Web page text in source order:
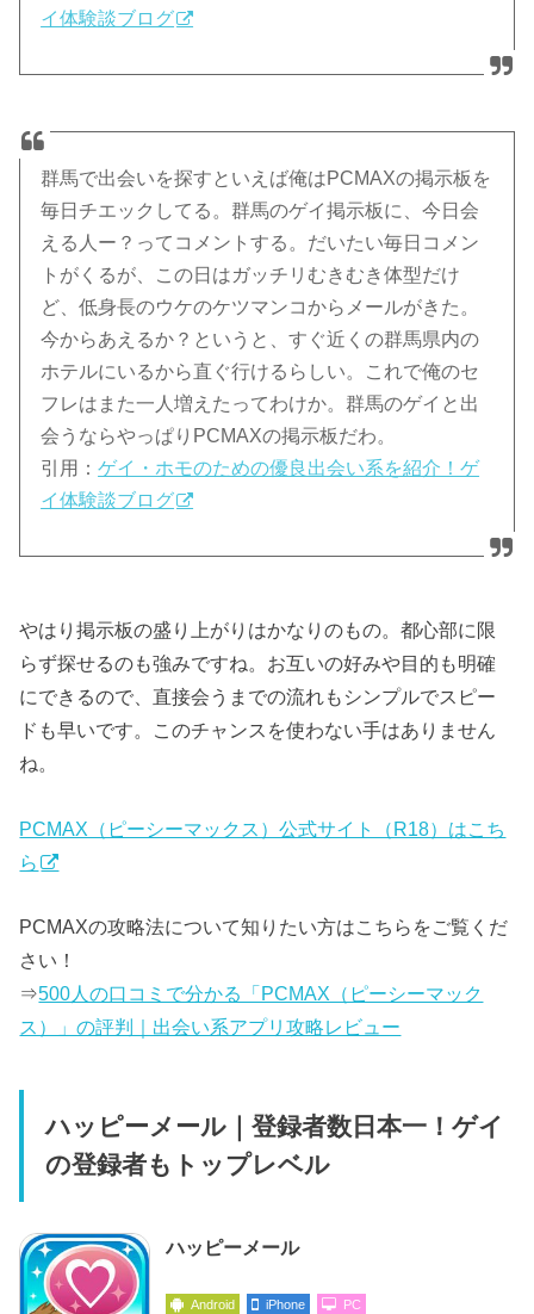
イ体験談ブログ
群馬で出会いを探すといえば俺はPCMAXの掲示板を
毎日チエックしてる。群馬のゲイ掲示板に、今日会
える人ー？ってコメントする。だいたい毎日コメン
トがくるが、この日はガッチリむきむき体型だけ
ど、低身長のウケのケツマンコからメールがきた。
今からあえるか？というと、すぐ近くの群馬県内の
ホテルにいるから直ぐ行けるらしい。これで俺のセ
フレはまた一人増えたってわけか。群馬のゲイと出
会うならやっぱりPCMAXの掲示板だわ。
引用：ゲイ・ホモのための優良出会い系を紹介！ゲ
イ体験談ブログ
やはり掲示板の盛り上がりはかなりのもの。都心部に限
らず探せるのも強みですね。お互いの好みや目的も明確
にできるので、直接会うまでの流れもシンプルでスピー
ドも早いです。このチャンスを使わない手はありません
ね。
PCMAX（ピーシーマックス）公式サイト（R18）はこち
ら
PCMAXの攻略法について知りたい方はこちらをご覧くだ
さい！
⇒500人の口コミで分かる「PCMAX（ピーシーマック
ス）」の評判｜出会い系アプリ攻略レビュー
ハッピーメール｜登録者数日本一！ゲイ
の登録者もトップレベル
ハッピーメール
Android iPhone PC